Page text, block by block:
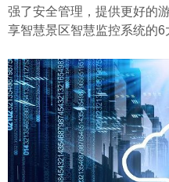
强了安全管理，提供更好的
享智慧景区智慧监控系统的6